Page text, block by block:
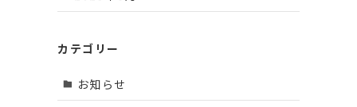
カテゴリー
お知らせ